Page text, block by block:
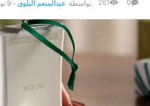
بواسطة عبدالمنعم البلوي - 9 نوفمبر، 2025 0
261